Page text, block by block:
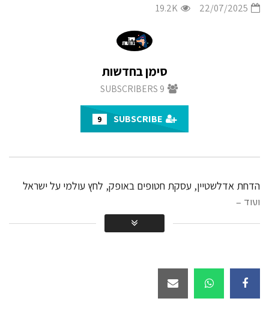
34K
האסון הכבד בבית חאנון, שיחרור
חטופים?
27.8K
יהדות התורה מחוץ לקואליציה
ולממשלה?
בשפת הסימנים עם ח״כ לשעבר שירלי
21K
17.8K
ח״כ לשעבר שירלי פינטו קדוש.
22/07/2025
19.2K
סימן בחדשות
9
SUBSCRIBERS
9
הדחת אדלשטיין, עסקת חטופים באופק, לחץ עולמי על ישראל
ועוד –